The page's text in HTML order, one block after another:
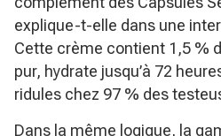
explique-t-elle dans une
Cette crème contient 1,5 %
pur, hydrate jusqu’à 72
ridules chez 97 % des
Dans la même logique, la